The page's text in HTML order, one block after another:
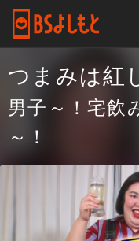
つまみは紅
男子～！宅飲
～！